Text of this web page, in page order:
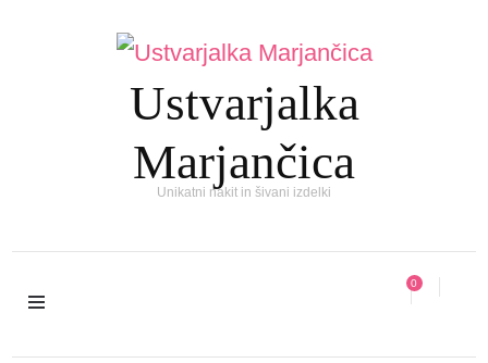
Ustvarjalka
Marjančica
Unikatni nakit in šivani izdelki
0